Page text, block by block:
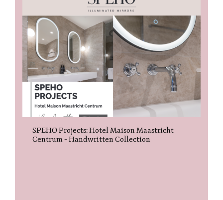
SPEHO Projects: Hotel Maison Maastricht
Centrum – Handwritten Collection